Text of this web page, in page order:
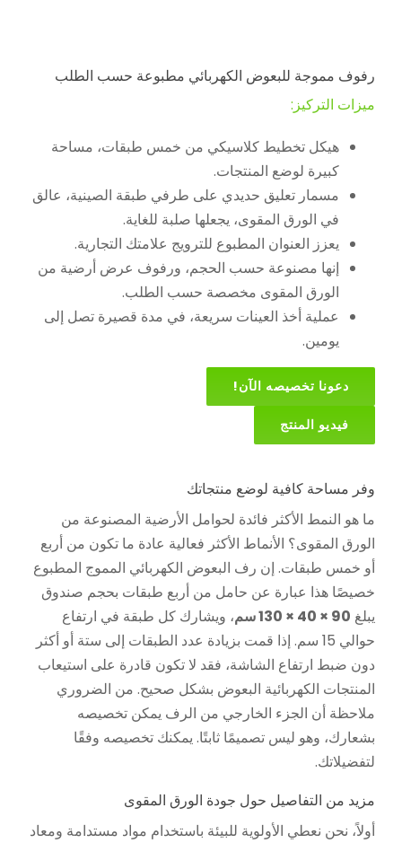
رفوف مموجة للبعوض الكهربائي مطبوعة حسب الطلب
ميزات التركيز:
هيكل تخطيط كلاسيكي من خمس طبقات، مساحة
كبيرة لوضع المنتجات.
مسمار تعليق حديدي على طرفي طبقة الصينية، عالق
في الورق المقوى، يجعلها صلبة للغاية.
يعزز العنوان المطبوع للترويج علامتك التجارية.
إنها مصنوعة حسب الحجم، ورفوف عرض أرضية من
الورق المقوى مخصصة حسب الطلب.
عملية أخذ العينات سريعة، في مدة قصيرة تصل إلى
يومين.
دعونا تخصيصه الآن!
فيديو المنتج
وفر مساحة كافية لوضع منتجاتك
ما هو النمط الأكثر فائدة لحوامل الأرضية المصنوعة من
الورق المقوى؟ الأنماط الأكثر فعالية عادة ما تكون من أربع
أو خمس طبقات. إن رف البعوض الكهربائي المموج المطبوع
خصيصًا هذا عبارة عن حامل من أربع طبقات بحجم صندوق
يبلغ 90 × 40 × 130 سم
، ويشارك كل طبقة في ارتفاع
حوالي 15 سم. إذا قمت بزيادة عدد الطبقات إلى ستة أو أكثر
دون ضبط ارتفاع الشاشة، فقد لا تكون قادرة على استيعاب
المنتجات الكهربائية البعوض بشكل صحيح. من الضروري
ملاحظة أن الجزء الخارجي من الرف يمكن تخصيصه
بشعارك، وهو ليس تصميمًا ثابتًا. يمكنك تخصيصه وفقًا
لتفضيلاتك.
مزيد من التفاصيل حول جودة الورق المقوى
أولاً، نحن نعطي الأولوية للبيئة باستخدام مواد مستدامة ومعاد